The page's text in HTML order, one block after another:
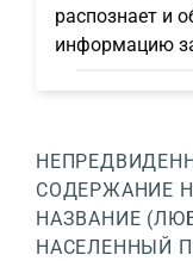
распознает и
информацию
СОДЕРЖАНИЕ
НАЗВАНИЕ
НАСЕЛЕННЫЙ